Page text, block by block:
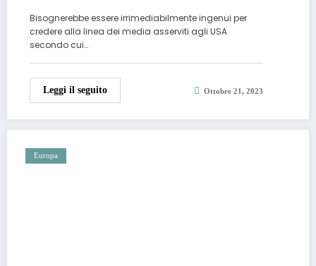
Bisognerebbe essere irrimediabilmente ingenui per
credere alla linea dei media asserviti agli USA
secondo cui…
Leggi il seguito Ottobre 21, 2023
Europa